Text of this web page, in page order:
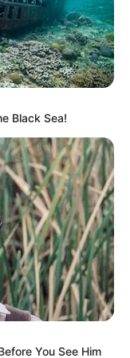
Black Sea!
You See Him